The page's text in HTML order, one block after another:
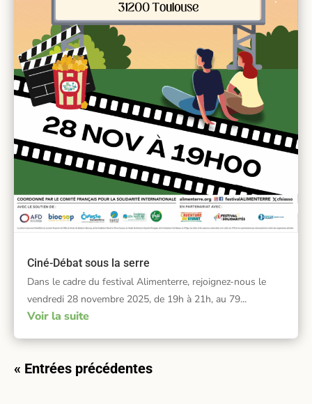
Ciné-Débat sous la serre
Dans le cadre du festival Alimenterre, rejoignez-nous le
vendredi 28 novembre 2025, de 19h à 21h, au 79...
Voir la suite
« Entrées précédentes